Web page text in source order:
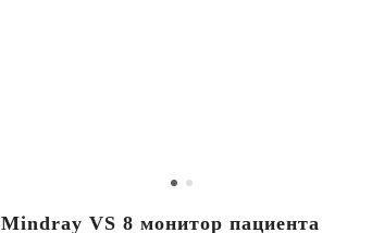
Mindray VS 8 монитор пациента